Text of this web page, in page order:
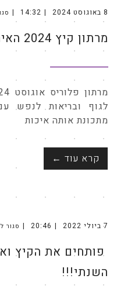
8 באוגוסט 2024 14:32
מרתון קיץ 2024 האירוע החם של אוגוסט!!
לגוף ובריאות לנפש
מתכונת אותה איכות
קרא עוד ←
7 ביולי 2022 20:46 סגור
פותחים את הקיץ
השנתי!!!